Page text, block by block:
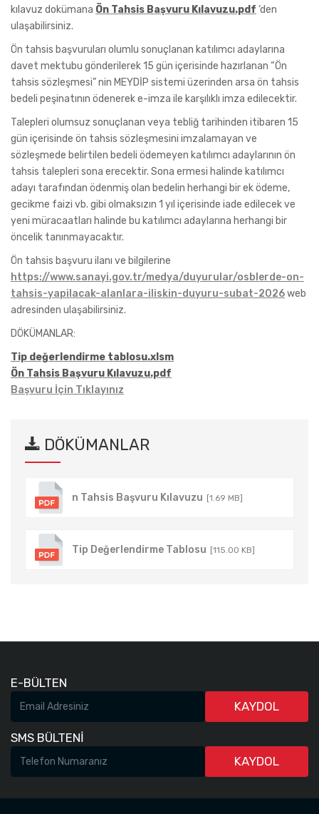
kılavuz dokümana Ön Tahsis Başvuru Kılavuzu.pdf ‘den
ulaşabilirsiniz.
Ön tahsis başvuruları olumlu sonuçlanan katılımcı adaylarına
davet mektubu gönderilerek 15 gün içerisinde hazırlanan “Ön
tahsis sözleşmesi” nin MEYDİP sistemi üzerinden arsa ön tahsis
bedeli peşinatının ödenerek e-imza ile karşılıklı imza edilecektir.
Talepleri olumsuz sonuçlanan veya tebliğ tarihinden itibaren 15
gün içerisinde ön tahsis sözleşmesini imzalamayan ve
sözleşmede belirtilen bedeli ödemeyen katılımcı adaylarının ön
tahsis talepleri sona erecektir. Sona ermesi halinde katılımcı
adayı tarafından ödenmiş olan bedelin herhangi bir ek ödeme,
gecikme faizi vb. gibi olmaksızın 1 yıl içerisinde iade edilecek ve
yeni müracaatları halinde bu katılımcı adaylarına herhangi bir
öncelik tanınmayacaktır.
Ön tahsis başvuru ilanı ve bilgilerine
https://www.sanayi.gov.tr/medya/duyurular/osblerde-on-
tahsis-yapilacak-alanlara-iliskin-duyuru-subat-2026web
adresinden ulaşabilirsiniz.
DÖKÜMANLAR:
Tip değerlendirme tablosu.xlsm
Ön Tahsis Başvuru Kılavuzu.pdf
Başvuru İçin Tıklayınız
DÖKÜMANLAR
n Tahsis Başvuru Kılavuzu [1.69 MB]
Tip Değerlendirme Tablosu [115.00 KB]
E-BÜLTEN
KAYDOL
SMS BÜLTENİ
KAYDOL